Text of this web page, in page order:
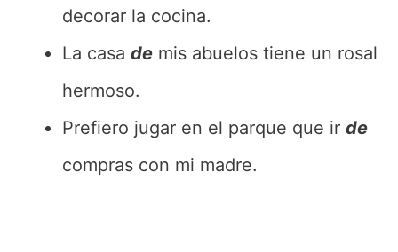
decorar la cocina.
La casa de mis abuelos tiene un rosal
hermoso.
Prefiero jugar en el parque que ir de
compras con mi madre.